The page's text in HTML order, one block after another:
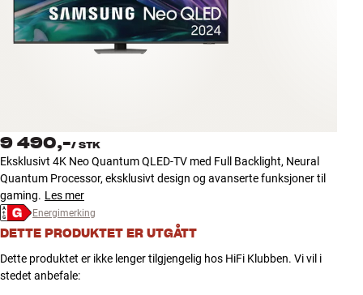
Tilbehør
INSPIRASJON
NYHETER
TILBUD
Finn Butikk
Kundeservice
Logg inn
Kundeservice
9 490,-/ STK
Eksklusivt 4K Neo Quantum QLED-TV med Full Backlight, Neural
Quantum Processor, eksklusivt design og avanserte funksjoner til
gaming. Les mer
Energimerking
DETTE PRODUKTET ER UTGÅTT
Dette produktet er ikke lenger tilgjengelig hos HiFi Klubben. Vi vil i
stedet anbefale: